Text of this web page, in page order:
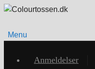
Menu
Anmeldelser